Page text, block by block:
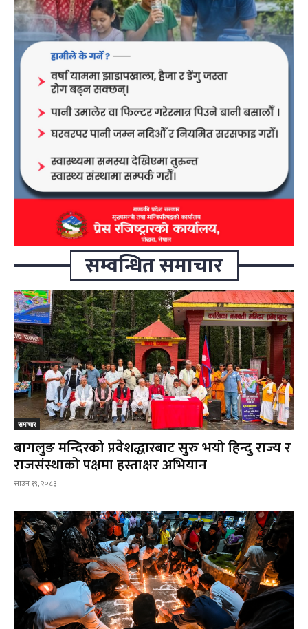
सम्वन्धित समाचार
समाचार
बागलुङ मन्दिरको प्रवेशद्धारबाट सुरु भयो हिन्दु राज्य र
राजसंस्थाको पक्षमा हस्ताक्षर अभियान
साउन १९, २०८३